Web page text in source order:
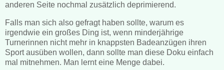
anderen Seite nochmal zusätzlich deprimierend.
Falls man sich also gefragt haben sollte, warum es
irgendwie ein großes Ding ist, wenn minderjährige
Turnerinnen nicht mehr in knappsten Badeanzügen ihren
Sport ausüben wollen, dann sollte man diese Doku einfach
mal mitnehmen. Man lernt eine Menge dabei.